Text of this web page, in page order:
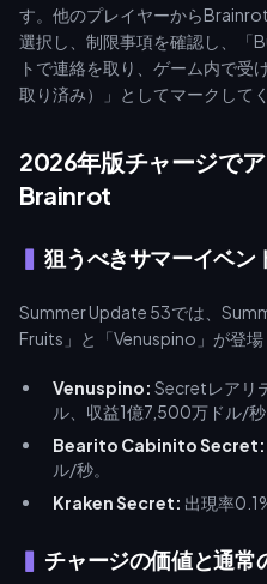
す。他のプレイヤーから
選択し、制限事項を確認し、「
トで連絡を取り、ゲーム内で受
取り済み）」としてマークしてく
2026年版チャージで
Brainrot
狙うべきサマーイベ
Summer Update 53では、
Fruits」と「Venuspino」が登場
Venuspino: Secretレアリ
ル、収益1億7,500万ドル/秒
Bearito Cabinito Secret:
ル/秒。
Kraken Secret: 出現率
チャージの価値と通常